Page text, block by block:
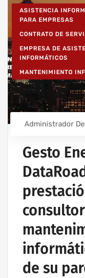
ASISTENCIA
PARA EMPRESAS
CONTRATO DE
EMPRESA DE
INFORMÁTICOS
MANTENIMIENTO
Administrador De
Gesto
de su